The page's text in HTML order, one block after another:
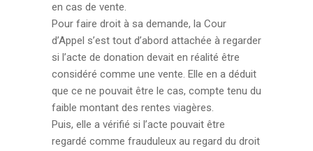
en cas de vente.
Pour faire droit à sa demande, la Cour
d’Appel s’est tout d’abord attachée à regarder
si l’acte de donation devait en réalité être
considéré comme une vente. Elle en a déduit
que ce ne pouvait être le cas, compte tenu du
faible montant des rentes viagères.
Puis, elle a vérifié si l’acte pouvait être
regardé comme frauduleux au regard du droit